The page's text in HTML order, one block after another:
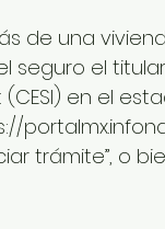
de una
seguro el
en el
trámite”, o